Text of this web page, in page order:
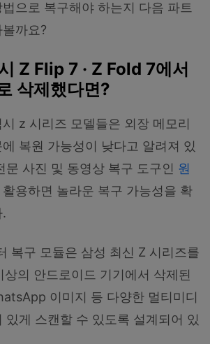
으로 복구해야 하는지 다음 파트
까요?
Z Flip 7 · Z Fold 7에서
삭제했다면?
z 시리즈 모델들은 외장 메모리
복원 가능성이 낮다고 알려져 있
문 사진 및 동영상 복구 도구인 원
활용하면 놀라운 복구 가능성을 확
복구 모듈은 삼성 최신 Z 시리즈를
의 안드로이드 기기에서 삭제된
이미지 등 다양한 멀티미디
있게 스캔할 수 있도록 설계되어 있